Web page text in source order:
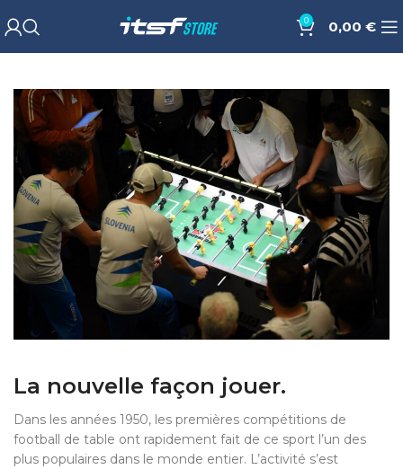
0 0,00 €
La nouvelle façon jouer.
Dans les années 1950, les premières compétitions de
football de table ont rapidement fait de ce sport l’un des
plus populaires dans le monde entier. L’activité s’est